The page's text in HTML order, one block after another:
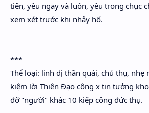
tiên, yêu ngay và luôn, yêu trong chục
xem xét trước khi nhảy hố.
***
Thể loại: linh dị thần quái, chủ thụ, nhẹ
kiệm lời Thiên Đạo công x tin tưởng
đỡ "người" khác 10 kiếp công đức thụ.